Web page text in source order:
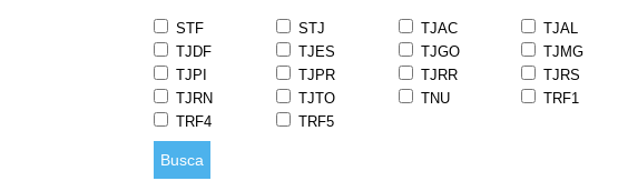
STF STJ TJAC TJAL
TJDF
TJES TJGO TJMG
TJPI
TJPR TJRR TJRS
TJRN
TJTO TNU TRF1
TRF4
TRF5
Busca